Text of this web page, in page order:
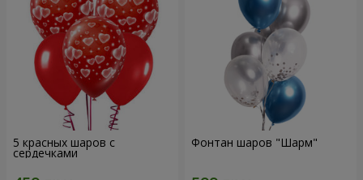
5 красных шаров с
сердечками
Фонтан шаров "Шарм"